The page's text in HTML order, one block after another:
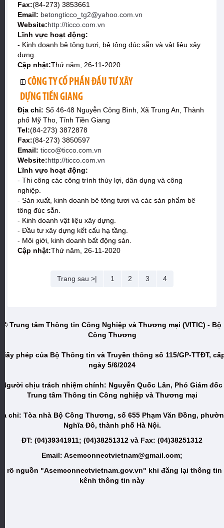
Fax:(84-273) 3853661
Email: betongticco_tg2@yahoo.com.vn
Website:http://ticco.com.vn
Lĩnh vực hoạt động:
- Kinh doanh bê tông tươi, bê tông đúc sẵn và vật liệu xây
dựng.
Cập nhật:Thứ năm, 26-11-2020
CÔNG TY CỔ PHẦN ĐẦU TƯ XÂY
DỰNG TIỀN GIANG
Địa chỉ: Số 46-48 Nguyễn Công Bình, Xã Trung An, Thành
phố Mỹ Tho, Tỉnh Tiền Giang
Tel:(84-273) 3872878
Fax:(84-273) 3850597
Email: ticco@ticco.com.vn
Website:http://ticco.com.vn
Lĩnh vực hoạt động:
- Thi công các công trình thủy lợi, dân dụng và công
nghiệp.
- Sản xuất, kinh doanh bê tông tươi và các sản phẩm bê
tông đúc sẵn.
- Kinh doanh vật liệu xây dựng.
- Đầu tư xây dựng kết cấu hạ tầng.
- Môi giới, kinh doanh bất động sản.
Cập nhật:Thứ năm, 26-11-2020
Trang sau >| 1 2 3 4
© Trung tâm Thông tin Công Nghiệp và Thương mại (VITIC) - Bộ
Công Thương
phép của Bộ Thông tin và Truyền thông số 115/GP-TTĐT,
ngày 5/6/2024
Người chịu trách nhiệm chính: Nguyễn Quốc Lân, Phó Giám đốc
Trung tâm Thông tin Công nghiệp và Thương mại
chỉ: Tòa nhà Bộ Công Thương, số 655 Phạm Văn Đồng,
Nghĩa Đô, thành phố Hà Nội.
ĐT: (04)39341911; (04)38251312 và Fax: (04)38251312
Email: Asemconnectvietnam@gmail.com;
rõ nguồn "Asemconnectvietnam.gov.vn" khi đăng lại thông tin
kênh thông tin này